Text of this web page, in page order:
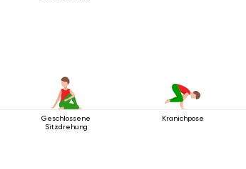
Geschlossene
Sitzdrehung
Kranichpose